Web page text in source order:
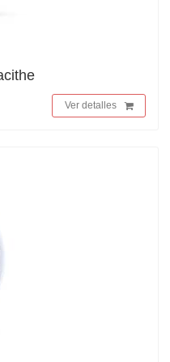
Ver detalles